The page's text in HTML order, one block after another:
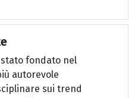
fondato nel
autorevole
sui trend